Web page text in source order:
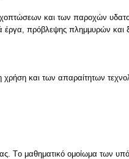
και των παροχών
και των απαραίτητων
Tο μαθηματικό ομοίωμα των